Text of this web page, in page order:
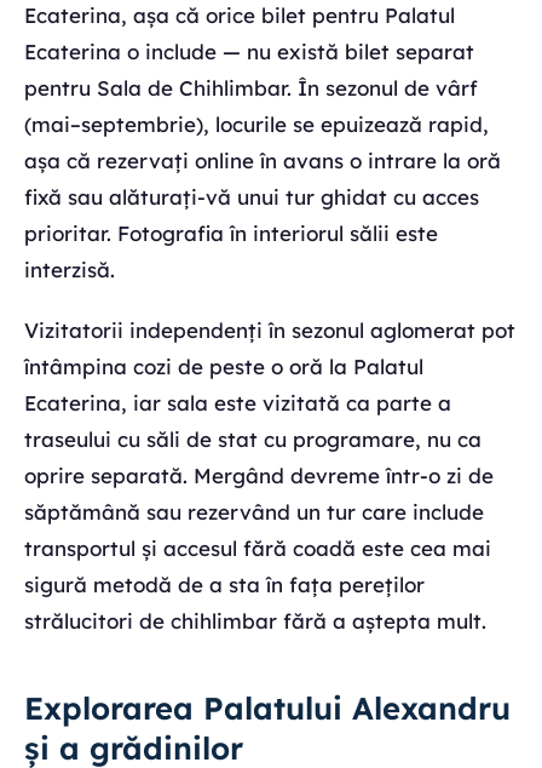
Ecaterina, așa că orice bilet pentru Palatul
Ecaterina o include — nu există bilet separat
pentru Sala de Chihlimbar. În sezonul de vârf
(mai–septembrie), locurile se epuizează rapid,
așa că rezervați online în avans o intrare la oră
fixă sau alăturați-vă unui tur ghidat cu acces
prioritar. Fotografia în interiorul sălii este
interzisă.
Vizitatorii independenți în sezonul aglomerat pot
întâmpina cozi de peste o oră la Palatul
Ecaterina, iar sala este vizitată ca parte a
traseului cu săli de stat cu programare, nu ca
oprire separată. Mergând devreme într-o zi de
săptămână sau rezervând un tur care include
transportul și accesul fără coadă este cea mai
sigură metodă de a sta în fața pereților
strălucitori de chihlimbar fără a aștepta mult.
Explorarea Palatului Alexandru
și a grădinilor